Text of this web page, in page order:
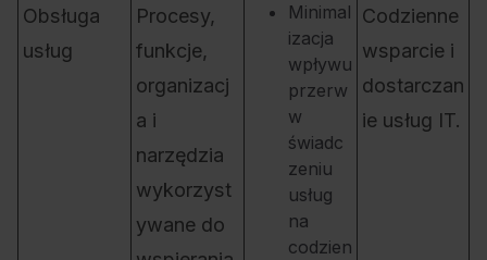
Obsługa
usług
Procesy,
funkcje,
organizacj
a i
narzędzia
wykorzyst
ywane do
Minimal
izacja
wpływu
przerw
w
świadc
zeniu
usług
na
codzien
Codzienne
wsparcie i
dostarczan
ie usług IT.